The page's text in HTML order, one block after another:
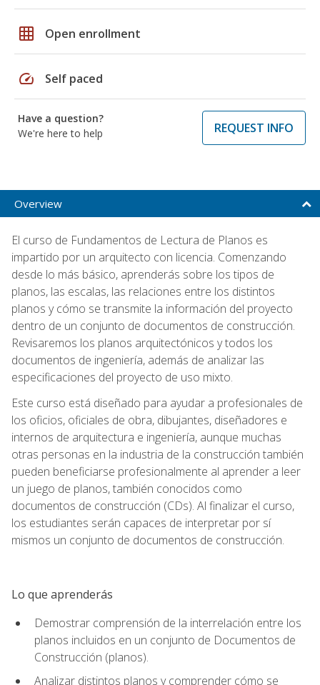
grid_on Open enrollment
speed Self paced
Have a question?
We're here to help
REQUEST INFO
Overview
El curso de Fundamentos de Lectura de Planos es
impartido por un arquitecto con licencia. Comenzando
desde lo más básico, aprenderás sobre los tipos de
planos, las escalas, las relaciones entre los distintos
planos y cómo se transmite la información del proyecto
dentro de un conjunto de documentos de construcción.
Revisaremos los planos arquitectónicos y todos los
documentos de ingeniería, además de analizar las
especificaciones del proyecto de uso mixto.
Este curso está diseñado para ayudar a profesionales de
los oficios, oficiales de obra, dibujantes, diseñadores e
internos de arquitectura e ingeniería, aunque muchas
otras personas en la industria de la construcción también
pueden beneficiarse profesionalmente al aprender a leer
un juego de planos, también conocidos como
documentos de construcción (CDs). Al finalizar el curso,
los estudiantes serán capaces de interpretar por sí
mismos un conjunto de documentos de construcción.
Lo que aprenderás
Demostrar comprensión de la interrelación entre los
planos incluidos en un conjunto de Documentos de
Construcción (planos).
Analizar distintos planos y comprender cómo se